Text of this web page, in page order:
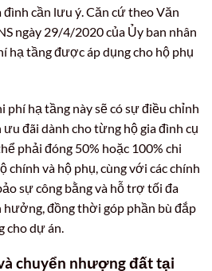
đình cần lưu ý. Căn cứ theo Văn
ngày 29/4/2020 của Ủy ban nhân
hạ tầng được áp dụng cho hộ phụ
phí hạ tầng này sẽ có sự điều chỉnh
đãi dành cho từng hộ gia đình cụ
phải đóng 50% hoặc 100% chi
chính và hộ phụ, cùng với các chính
sự công bằng và hỗ trợ tối đa
hưởng, đồng thời góp phần bù đắp
cho dự án.
chuyển nhượng đất tại